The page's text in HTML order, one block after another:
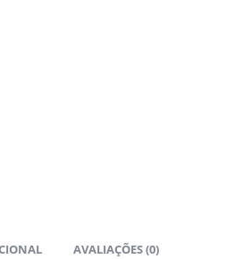
AVALIAÇÕES (0)